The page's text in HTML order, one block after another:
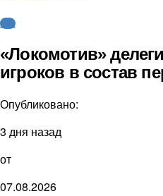
КХЛ
«Локомотив»
игроков в состав
Опубликовано:
3 дня назад
от
07.08.2026